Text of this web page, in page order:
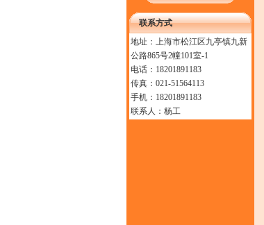
联系方式
地址：上海市松江区九亭镇九新
公路865号2幢101室-1
电话：18201891183
传真：021-51564113
手机：18201891183
联系人：杨工